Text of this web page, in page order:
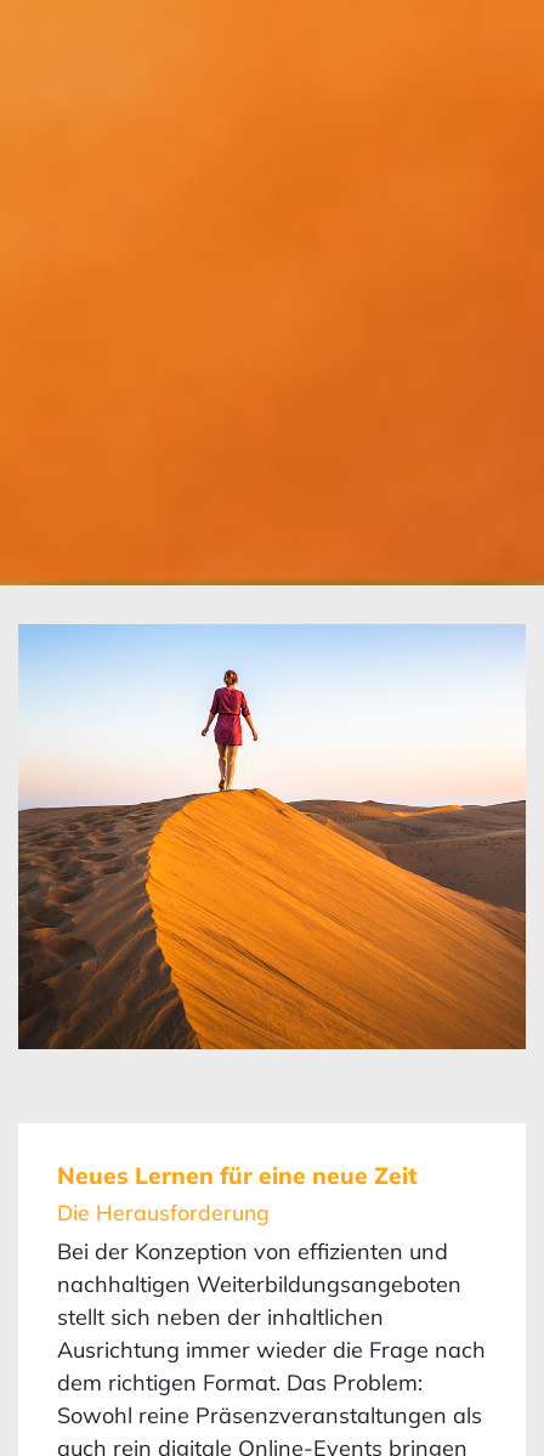
Neues Lernen für eine neue Zeit
Die Herausforderung
Bei der Konzeption von effizienten und
nachhaltigen Weiterbildungsangeboten
stellt sich neben der inhaltlichen
Ausrichtung immer wieder die Frage nach
dem richtigen Format. Das Problem:
Sowohl reine Präsenzveranstaltungen als
auch rein digitale Online-Events bringen